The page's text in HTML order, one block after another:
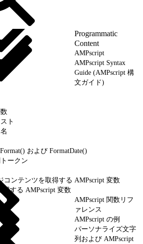
Programmatic
Content
AMPscript
AMPscript Syntax
Guide (AMPscript 構
文ガイド)
ト
および FormatDate()
ークン
コンテンツを取得する AMPscript 変数
する AMPscript 変数
AMPscript 関数リフ
ァレンス
AMPscript の例
パーソナライズ文字
列および AMPscript